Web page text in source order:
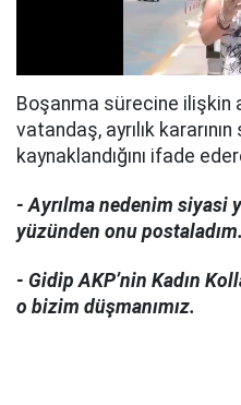
Boşanma sürecine ilişkin
vatandaş, ayrılık
kaynaklandığını ifade
- Ayrılma nedenim siyasi
yüzünden onu postaladım.
- Gidip AKP’nin Kadın
o bizim düşmanımız.